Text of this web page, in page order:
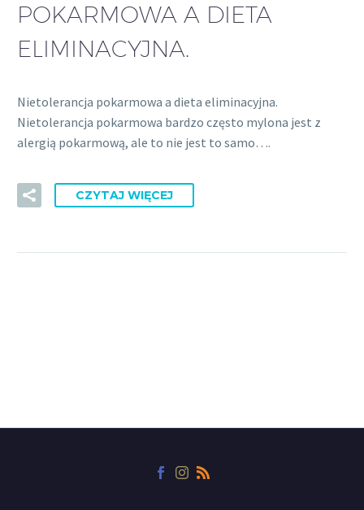
POKARMOWA A DIETA
ELIMINACYJNA.
Nietolerancja pokarmowa a dieta eliminacyjna.
Nietolerancja pokarmowa bardzo często mylona jest z
alergią pokarmową, ale to nie jest to samo….
CZYTAJ WIĘCEJ